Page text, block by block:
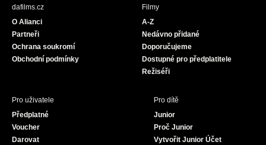
dafilms.cz
O Alianci
Partneři
Ochrana soukromí
Obchodní podmínky
Filmy
A-Z
Nedávno přidané
Doporučujeme
Dostupné pro předplatitele
Režiséři
Pro uživatele
Předplatné
Voucher
Darovat
Pro dítě
Junior
Proč Junior
Vytvořit Junior Účet